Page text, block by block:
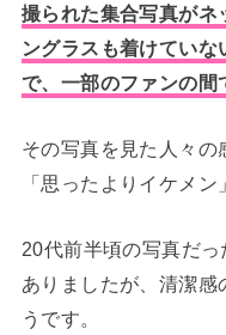
撮られた集合写真がネ
ングラスも着けてい
で、一部のファンの間
その写真を見た人々の
「思ったよりイケメ
20代前半頃の写真だ
ありましたが、清潔感
うです。